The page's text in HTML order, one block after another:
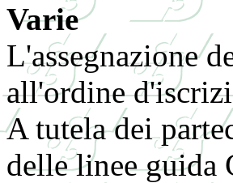
Varie
L'assegnazione
all'ordine
A tutela dei
delle linee guida